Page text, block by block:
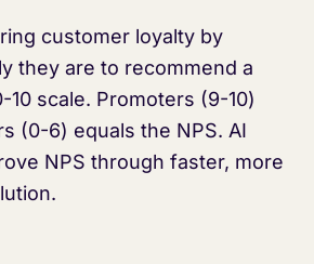
customer loyalty by
they are to recommend a
10 scale. Promoters (9-10)
(0-6) equals the NPS. AI
NPS through faster, more